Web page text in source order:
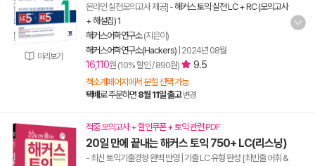
미리보기
온라인 실전모의고사 제공] -해커스 토익 실전 LC + RC (모의고사
+ 해설집) 1
해커스어학연구소(지은이)
해커스어학연구소(Hackers) 2024년 08월
16,110원 (10% 할인 / 890원) 9.5
책소개페이지에서 분철 선택 가능
택배로 주문하면 8월 11일 출고 변경
적중 모의고사 + 할인쿠폰 + 토익 관련 PDF
20일 만에 끝내는 해커스 토익 750+ LC(리스닝)
- 최신 토익기출경향 완벽 반영 | 기출 LC 유형 완성 [최빈출 어휘 &